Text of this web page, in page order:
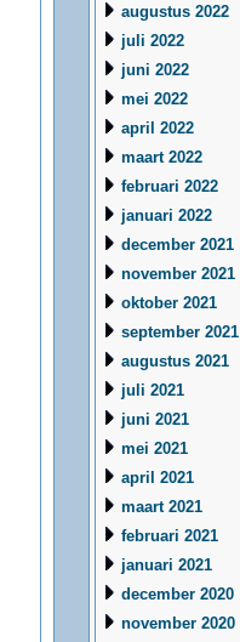
augustus 2022
juli 2022
juni 2022
mei 2022
april 2022
maart 2022
februari 2022
januari 2022
december 2021
november 2021
oktober 2021
september 2021
augustus 2021
juli 2021
juni 2021
mei 2021
april 2021
maart 2021
februari 2021
januari 2021
december 2020
november 2020